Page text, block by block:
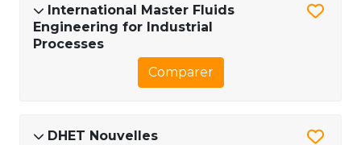
International Master Fluids
Engineering for Industrial
Processes
Comparer
DHET Nouvelles